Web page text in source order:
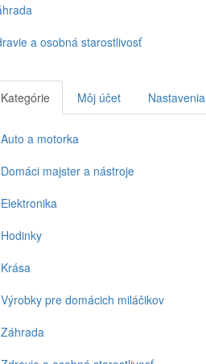
a osobná starostlivosť
Kategórie Môj účet Nastavenia
Auto a motorka
Domáci majster a nástroje
Elektronika
Hodinky
Krása
Výrobky pre domácich miláčikov
Záhrada